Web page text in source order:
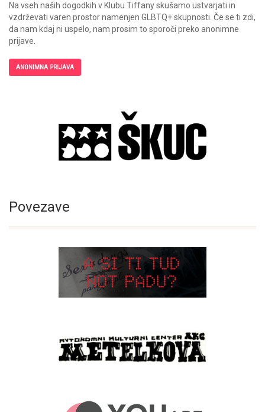
Na vseh naših dogodkih v Klubu Tiffany skušamo ustvarjati in
vzdrževati varen prostor namenjen GLBTQ+ skupnosti. Če se ti zdi,
da nam kdaj ni uspelo, nam prosim to sporoči preko anonimne
prijave.
ANONIMNA PRIJAVA
Povezave